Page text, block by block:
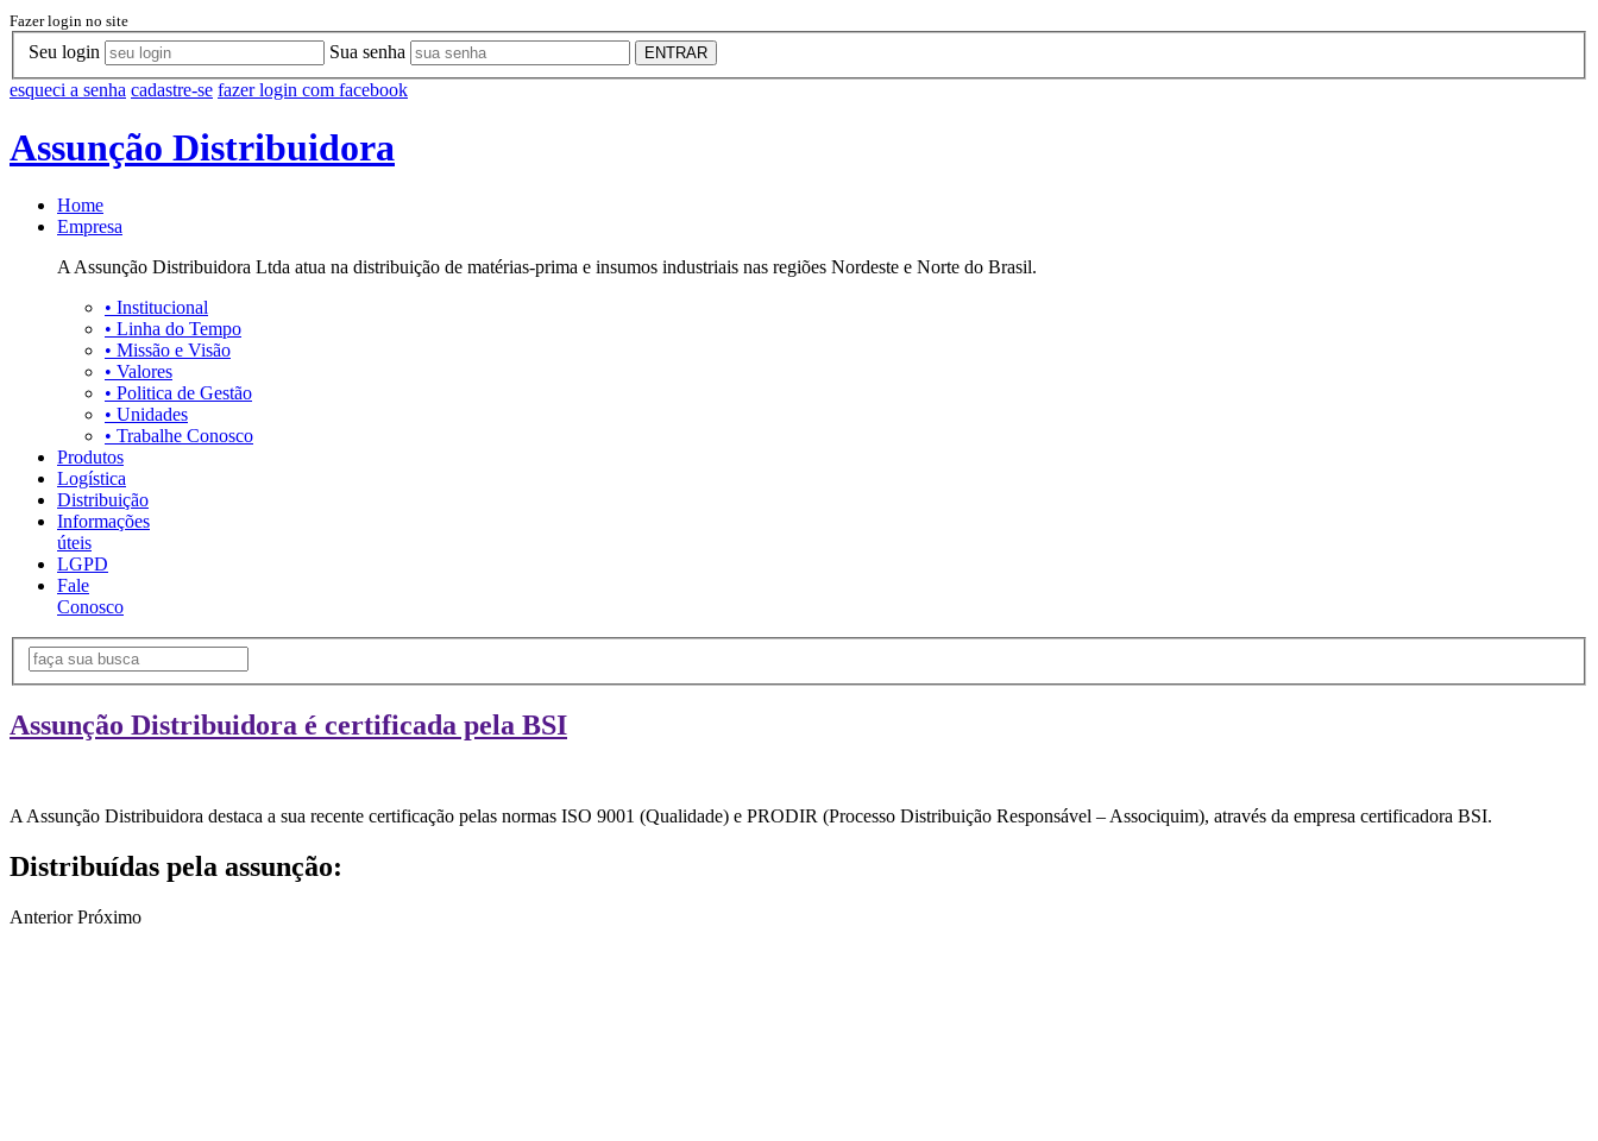
Fazer login no site
Seu login Sua senha ENTRAR
esqueci a senha cadastre-se fazer login com facebook
Assunção Distribuidora
Home
Empresa
A Assunção Distribuidora Ltda atua na distribuição de matérias-prima e insumos industriais nas regiões Nordeste e Norte do Brasil.
• Institucional
• Linha do Tempo
• Missão e Visão
• Valores
• Politica de Gestão
• Unidades
• Trabalhe Conosco
Produtos
Logística
Distribuição
Informações
úteis
LGPD
Fale
Conosco
Assunção Distribuidora é certificada pela BSI
A Assunção Distribuidora destaca a sua recente certificação pelas normas ISO 9001 (Qualidade) e PRODIR (Processo Distribuição Responsável – Associquim), através da empresa certificadora BSI.
Distribuídas pela assunção:
Anterior Próximo